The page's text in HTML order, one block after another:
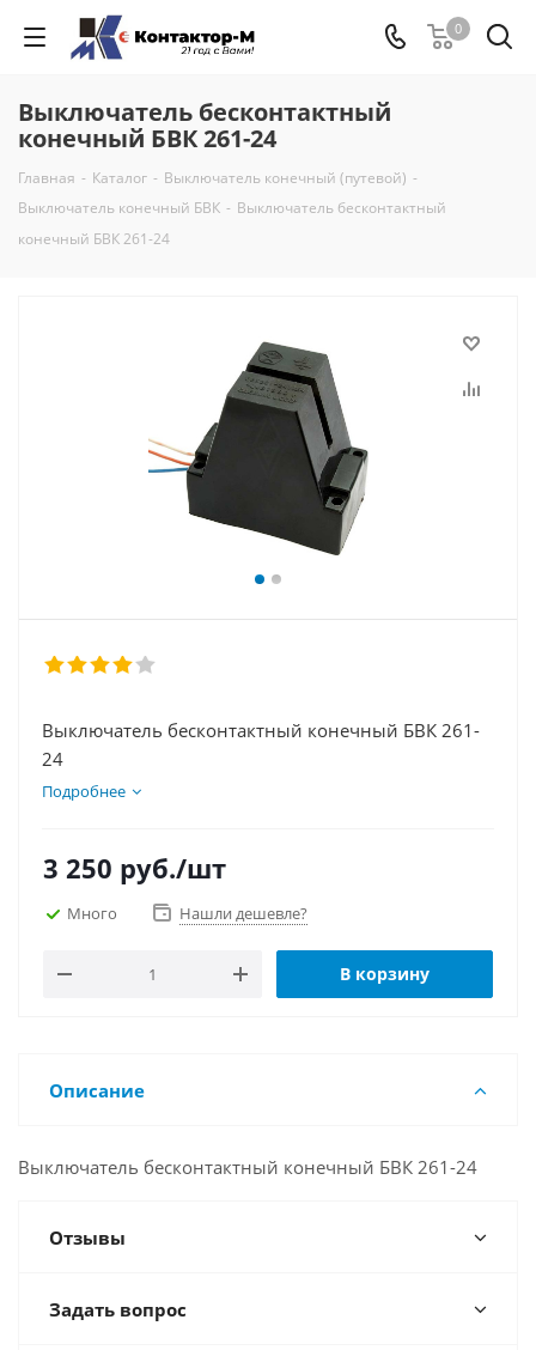
0
Выключатель бесконтактный
конечный БВК 261-24
Главная - Каталог - Выключатель конечный (путевой) -
Выключатель конечный БВК - Выключатель бесконтактный
конечный БВК 261-24
Выключатель бесконтактный конечный БВК 261-
24
Подробнее
3 250 руб./шт
Много Нашли дешевле?
В корзину
Описание
Выключатель бесконтактный конечный БВК 261-24
Отзывы
Задать вопрос